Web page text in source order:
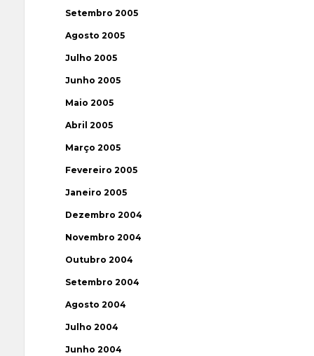
Setembro 2005
Agosto 2005
Julho 2005
Junho 2005
Maio 2005
Abril 2005
Março 2005
Fevereiro 2005
Janeiro 2005
Dezembro 2004
Novembro 2004
Outubro 2004
Setembro 2004
Agosto 2004
Julho 2004
Junho 2004